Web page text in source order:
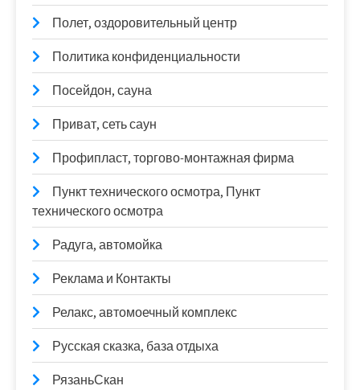
Полет, оздоровительный центр
Политика конфиденциальности
Посейдон, сауна
Приват, сеть саун
Профипласт, торгово-монтажная фирма
Пункт технического осмотра, Пункт
технического осмотра
Радуга, автомойка
Реклама и Контакты
Релакс, автомоечный комплекс
Русская сказка, база отдыха
РязаньСкан